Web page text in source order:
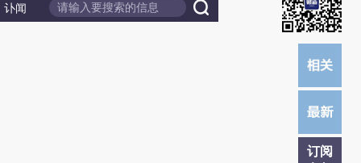
讣闻
订阅